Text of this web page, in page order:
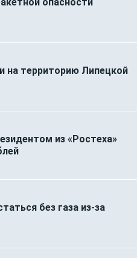
на территорию Липецкой
из «Ростеха»
без газа из-за